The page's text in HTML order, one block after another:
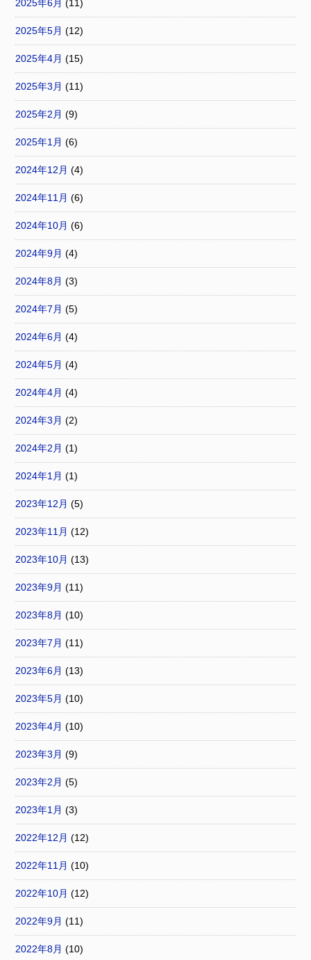
2025年6月 (11)
2025年5月 (12)
2025年4月 (15)
2025年3月 (11)
2025年2月 (9)
2025年1月 (6)
2024年12月 (4)
2024年11月 (6)
2024年10月 (6)
2024年9月 (4)
2024年8月 (3)
2024年7月 (5)
2024年6月 (4)
2024年5月 (4)
2024年4月 (4)
2024年3月 (2)
2024年2月 (1)
2024年1月 (1)
2023年12月 (5)
2023年11月 (12)
2023年10月 (13)
2023年9月 (11)
2023年8月 (10)
2023年7月 (11)
2023年6月 (13)
2023年5月 (10)
2023年4月 (10)
2023年3月 (9)
2023年2月 (5)
2023年1月 (3)
2022年12月 (12)
2022年11月 (10)
2022年10月 (12)
2022年9月 (11)
2022年8月 (10)